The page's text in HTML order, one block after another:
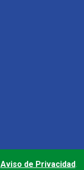
Aviso de Privacidad.